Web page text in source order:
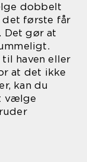
dobbelt
det første får
Det gør at
haven eller
at det ikke
kan du
vælge